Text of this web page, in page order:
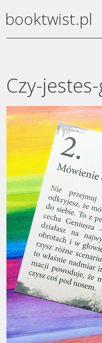
booktwist.pl
Czy-